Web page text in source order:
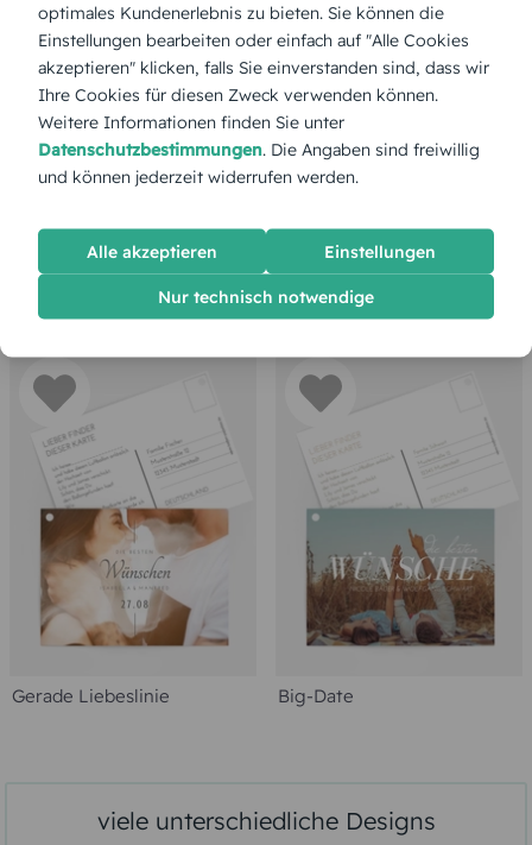
Kornkreis Gemeinsam aufgeteilt
Gerade Liebeslinie Big-Date
viele unterschiedliche Designs
optimales Kundenerlebnis zu bieten. Sie können die
Einstellungen bearbeiten oder einfach auf "Alle Cookies
akzeptieren" klicken, falls Sie einverstanden sind, dass wir
Ihre Cookies für diesen Zweck verwenden können.
Weitere Informationen finden Sie unter
Datenschutzbestimmungen. Die Angaben sind freiwillig
und können jederzeit widerrufen werden.
Alle akzeptieren Einstellungen
Nur technisch notwendige